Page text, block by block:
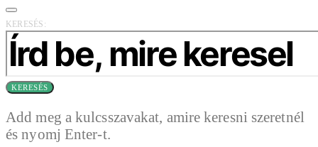
KERESÉS:
KERESÉS
Add meg a kulcsszavakat, amire keresni szeretnél
és nyomj Enter-t.